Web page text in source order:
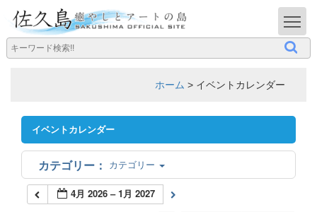
ホーム > イベントカレンダー
イベントカレンダー
カテゴリー
4月 2026 – 1月 2027